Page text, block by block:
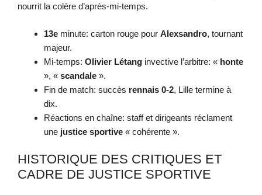
nourrit la colère d’après-mi-temps.
13e minute: carton rouge pour Alexsandro, tournant
majeur.
Mi-temps: Olivier Létang invective l’arbitre: « honte
», « scandale ».
Fin de match: succès rennais 0-2, Lille termine à
dix.
Réactions en chaîne: staff et dirigeants réclament
une justice sportive « cohérente ».
HISTORIQUE DES CRITIQUES ET
CADRE DE JUSTICE SPORTIVE